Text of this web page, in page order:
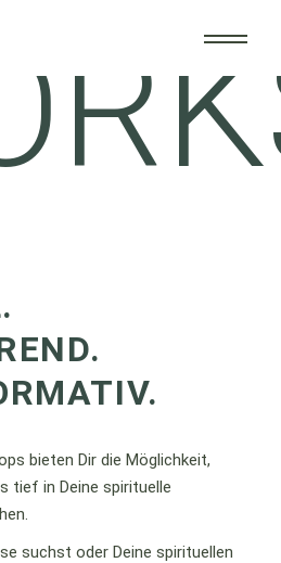
bieten Dir die Möglichkeit,
tief in Deine spirituelle
suchst oder Deine spirituellen